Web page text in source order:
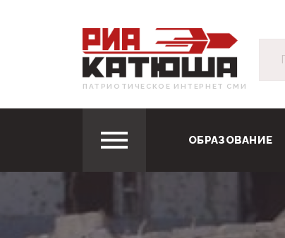
ПАТРИОТИЧЕСКОЕ ИНТЕРНЕТ СМИ
ОБРАЗОВАНИЕ